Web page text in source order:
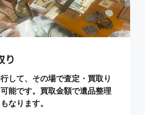
り
して、その場で査定・買取り
能です。買取金額で遺品整理
なります。